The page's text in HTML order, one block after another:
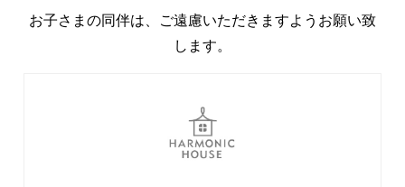
お子さまの同伴は、ご遠慮いただきますようお願い致
します。